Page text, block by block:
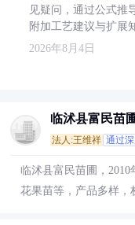
见疑问，通过公式推
附加工艺建议与扩展
2026年8月4日
临沭县富民苗
法人:王维祥 通过
临沭县富民苗圃，
花果苗等，产品多样，